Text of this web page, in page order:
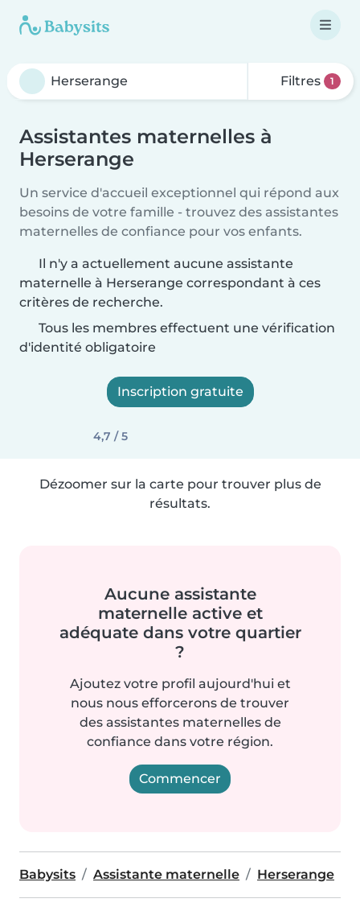
Filtres 1
Assistantes maternelles à
Herserange
Un service d'accueil exceptionnel qui répond aux
besoins de votre famille - trouvez des assistantes
maternelles de confiance pour vos enfants.
Il n'y a actuellement aucune assistante
maternelle à Herserange correspondant à ces
critères de recherche.
Tous les membres effectuent une vérification
d'identité obligatoire
Inscription gratuite
4,7 / 5
Dézoomer sur la carte pour trouver plus de
résultats.
Aucune assistante
maternelle active et
adéquate dans votre quartier
?
Ajoutez votre profil aujourd'hui et
nous nous efforcerons de trouver
des assistantes maternelles de
confiance dans votre région.
Commencer
Babysits Assistante maternelle Herserange